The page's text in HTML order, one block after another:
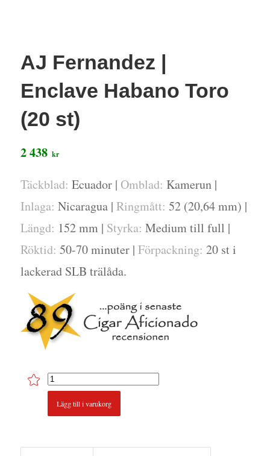
AJ Fernandez |
Enclave Habano Toro
(20 st)
2 438 kr
Täckblad: Ecuador | Omblad: Kamerun |
Inlaga: Nicaragua | Ringmått: 52 (20,64 mm) |
Längd: 152 mm | Styrka: Medium till full |
Röktid: 50-70 minuter | Förpackning: 20 st i
lackerad SLB trälåda.
Lägg till i varukorg